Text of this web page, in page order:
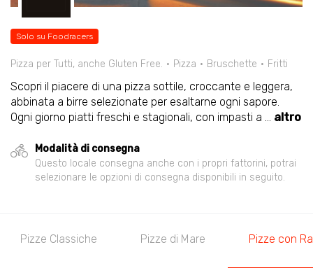
Solo su Foodracers
Pizza per Tutti, anche Gluten Free. Pizza Bruschette Fritti
Scopri il piacere di una pizza sottile, croccante e leggera,
abbinata a birre selezionate per esaltarne ogni sapore.
Ogni giorno piatti freschi e stagionali, con impasti a ... altro
Modalità di consegna
Questo locale consegna anche con i propri fattorini, potrai
selezionare le opzioni di consegna disponibili in seguito.
Pizze Classiche Pizze di Mare Pizze con